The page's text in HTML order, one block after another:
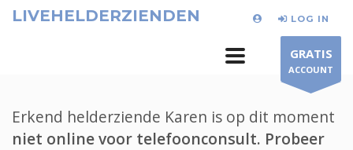
LIVEHELDERZIENDEN LOG IN
GRATIS
ACCOUNT
Erkend helderziende Karen is op dit moment
niet online voor telefoonconsult. Probeer